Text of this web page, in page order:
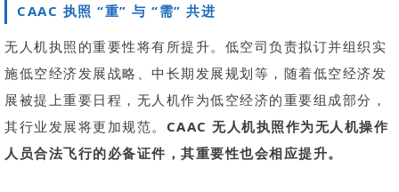
CAAC 执照 “重” 与 “需” 共进
无人机执照的重要性将有所提升。低空司负责拟订并组织实
施低空经济发展战略、中长期发展规划等，随着低空经济发
展被提上重要日程，无人机作为低空经济的重要组成部分，
其行业发展将更加规范。 CAAC 无人机执照作为无人机操作
人员合法飞行的必备证件，其重要性也会相应提升。